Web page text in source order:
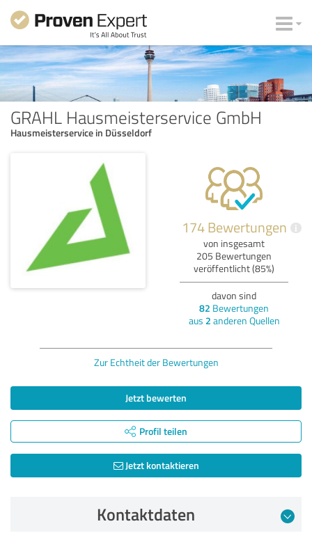
GRAHL Hausmeisterservice GmbH
Hausmeisterservice in Düsseldorf
174 Bewertungen i
von insgesamt
205 Bewertungen
veröffentlicht (85%)
davon sind
82 Bewertungen
aus 2 anderen Quellen
Zur Echtheit der Bewertungen
Jetzt bewerten
Profil teilen
Jetzt kontaktieren
Kontaktdaten